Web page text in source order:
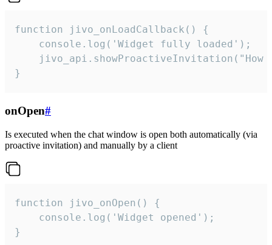
function jivo_onLoadCallback() {
    console.log('Widget fully loaded');
jivo_api.showProactiveInvitation("How
}
onOpen#
Is executed when the chat window is open both automatically (via
proactive invitation) and manually by a client
function jivo_onOpen() {
    console.log('Widget opened');
}